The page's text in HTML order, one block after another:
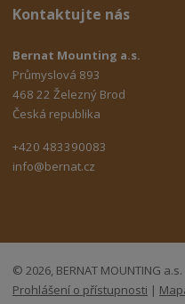
Kontaktujte nás
Bernat Mounting a.s.
Průmyslová 893
468 22 Železný Brod
Česká republika
+420 483390083
info@bernat.cz
© 2026, BERNAT MOUNTING a.s.
Prohlášení o přístupnosti |